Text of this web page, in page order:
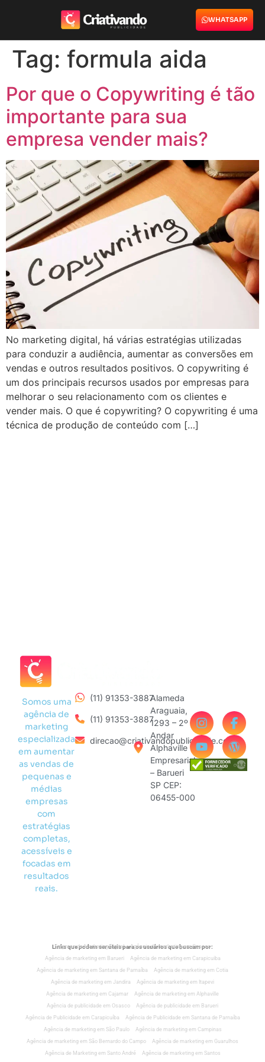
WHATSAPP
Tag: formula aida
Por que o Copywriting é tão
importante para sua
empresa vender mais?
No marketing digital, há várias estratégias utilizadas
para conduzir a audiência, aumentar as conversões em
vendas e outros resultados positivos. O copywriting é
um dos principais recursos usados por empresas para
melhorar o seu relacionamento com os clientes e
vender mais. O que é copywriting? O copywriting é uma
técnica de produção de conteúdo com […]
Somos uma
agência de
marketing
especializada
em aumentar
as vendas de
pequenas e
médias
empresas
com
estratégias
completas,
acessíveis e
focadas em
resultados
reais.
(11) 91353-3887
(11) 91353-3887
direcao@criativandopublicidade.com
Alameda
Araguaia,
1293 – 2º
Andar
Alphaville
Empresarial
– Barueri
SP CEP:
06455-000
Links que podem ser úteis para os usuários que buscam por:
Empresa de Marketing Digital
Agência de marketing em Osasco
Agência de marketing em Barueri
Agência de marketing em Carapicuiba
Agência de marketing em Santana de Parnaíba
Agência de marketing em Cotia
Agência de marketing em Jandira
Agência de marketing em Itapevi
Agência de marketing em Cajamar
Agência de marketing em Alphaville
Agência de publicidade em Osasco
Agência de publicidade em Barueri
Agência de Publicidade em Carapicuíba
Agência de Publicidade em Santana de Parnaíba
Agência de marketing em São Paulo
Agência de marketing em Campinas
Agência de marketing em São Bernardo do Campo
Agência de marketing em Guarulhos
Agência de Marketing em Santo André
Agência de marketing em Santos